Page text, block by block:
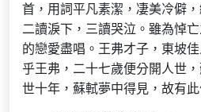
首，用詞平凡素潔，凄美冷僻
二讀淚下，三讀哭泣。雖為悼
的戀愛盡唱。王弗才子，東坡
乎王弗，二十七歲便分開人世
世十年，蘇軾夢中得見，故有此